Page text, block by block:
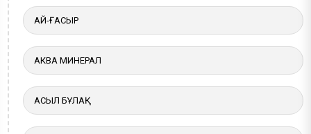
АЙ-ҒАСЫР
АКВА МИНЕРАЛ
АСЫЛ БҰЛАҚ